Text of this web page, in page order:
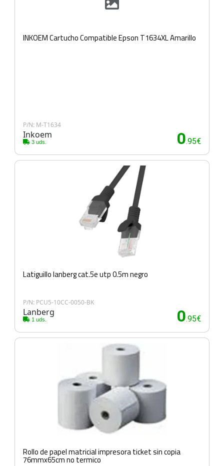
INKOEM Cartucho Compatible Epson T1634XL Amarillo
P/N: M-T1634
Inkoem
3 uds. 0.95€
Latiguillo lanberg cat.5e utp 0.5m negro
P/N: PCU5-10CC-0050-BK
Lanberg
1 uds. 0.95€
Rollo de papel matricial impresora ticket sin copia
76mmx65cm no termico